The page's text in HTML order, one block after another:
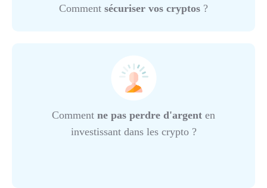
Comment sécuriser vos cryptos ?
Comment ne pas perdre d'argent en
investissant dans les crypto ?